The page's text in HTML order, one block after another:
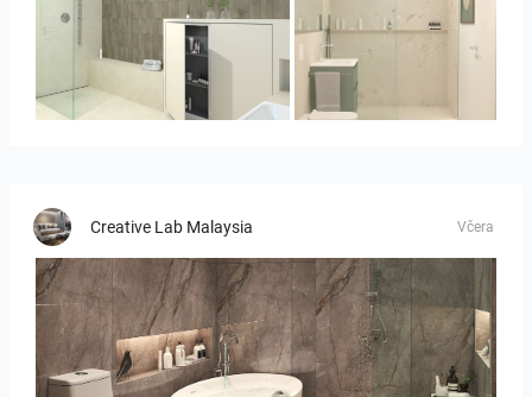
Bild_3
Creative Lab Malaysia Včera